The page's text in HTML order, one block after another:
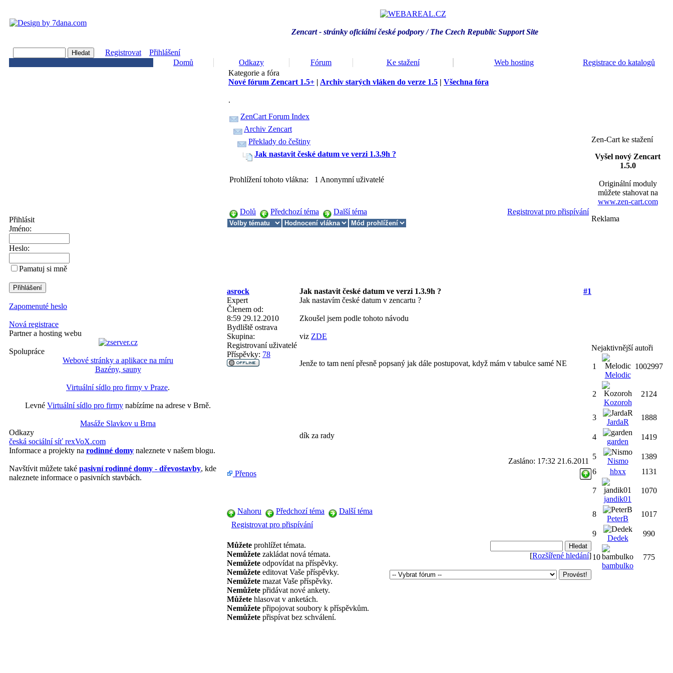
Zencart - stránky oficiální české podpory / The Czech Republic Support Site
Registrovat
Přihlášení
Domů
Odkazy Fórum Ke stažení Web hosting Registrace do katalogů
Přihlásit
Jméno:
Heslo:
Pamatuj si mně
Zapomenuté heslo
Nová registrace
Partner a hosting webu
Spolupráce
Webové stránky a aplikace na míru
Bazény, sauny
Virtuální sídlo pro firmy v Praze.
Levné Virtuální sídlo pro firmy nabízíme na adrese v Brně.
Masáže Slavkov u Brna
Odkazy
česká sociální síť rexVoX.com
Informace a projekty na rodinné domy naleznete v našem blogu.
Navštívit můžete také pasivní rodinné domy - dřevostavby, kde
naleznete informace o pasivních stavbách.
Kategorie a fóra
Nové fórum Zencart 1.5+ | Archiv starých vláken do verze 1.5 | Všechna fóra
.
ZenCart Forum Index
Archiv Zencart
Překlady do češtiny
Jak nastavit české datum ve verzi 1.3.9h ?
Prohlížení tohoto vlákna: 1 Anonymní uživatelé
Dolů Předchozí téma Další téma Registrovat pro přispívání
asrock Jak nastavit české datum ve verzi 1.3.9h ?
#1
Expert
Členem od:
8:59 29.12.2010
Bydliště ostrava
Skupina:
Registrovaní uživatelé
Příspěvky: 78
Jak nastavím české datum v zencartu ?
Zkoušel jsem podle tohoto návodu
viz ZDE
Jenže to tam není přesně popsaný jak dále postupovat, když mám v tabulce samé NE
dík za rady
Zasláno: 17:32 21.6.2011
Přenos
Nahoru Předchozí téma
Další téma
Registrovat pro přispívání
Můžete prohlížet témata.
Nemůžete zakládat nová témata.
Nemůžete odpovídat na příspěvky.
Nemůžete editovat Vaše příspěvky.
Nemůžete mazat Vaše příspěvky.
Nemůžete přidávat nové ankety.
Můžete hlasovat v anketách.
Nemůžete připojovat soubory k příspěvkům.
Nemůžete přispívat bez schválení.
[Rozšířené hledání]
Zen-Cart ke stažení
Vyšel nový Zencart
1.5.0
Originální moduly
můžete stahovat na
www.zen-cart.com
Reklama
Nejaktivnější autoři
1
Melodic
1002997
2
Kozoroh
2124
3
JardaR
1888
4
garden
1419
5
Nismo
1389
6
hbxx 1131
7
jandik01
1070
8
PeterB
1017
9
Dedek
990
10
bambulko
775